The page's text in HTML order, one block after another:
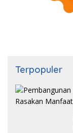
Terpopuler